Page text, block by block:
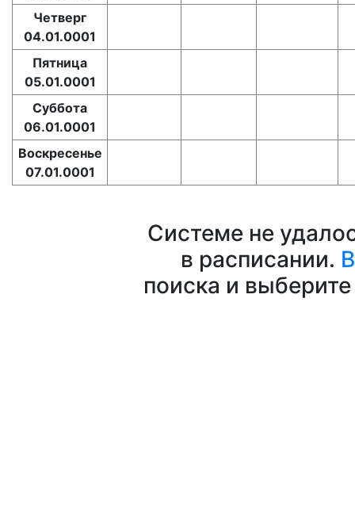
Четверг
04.01.0001
Пятница
05.01.0001
Суббота
06.01.0001
Воскресенье
07.01.0001
Системе не
в расписании.
поиска и